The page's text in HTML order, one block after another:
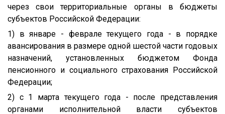
через свои территориальные органы в бюджеты
субъектов Российской Федерации:
1) в январе - феврале текущего года - в порядке
авансирования в размере одной шестой части годовых
назначений, установленных бюджетом Фонда
пенсионного и социального страхования Российской
Федерации;
2) с 1 марта текущего года - после представления
органами исполнительной власти субъектов